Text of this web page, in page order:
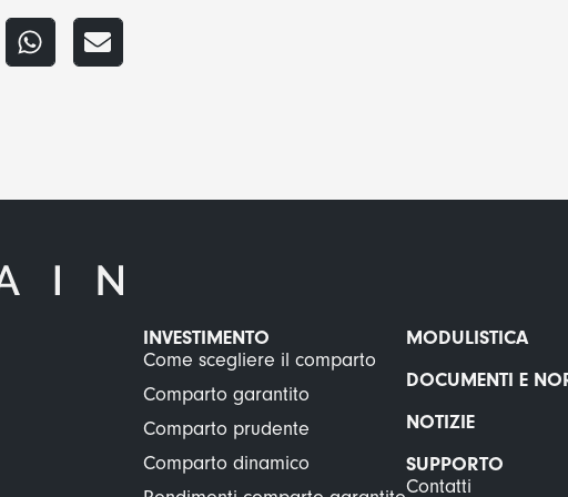
INVESTIMENTO
Come scegliere il comparto
Comparto garantito
Comparto prudente
Comparto dinamico
MODULISTICA
DOCUMENTI E
NOTIZIE
SUPPORTO
Contatti